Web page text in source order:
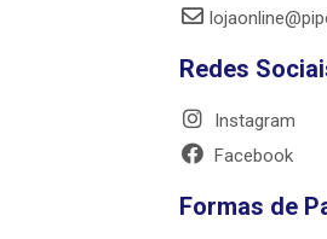
Redes
Instagram
Facebook
Formas de